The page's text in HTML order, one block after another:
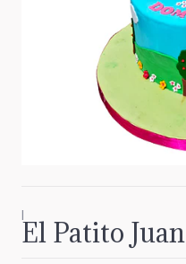
|
El Patito Juan